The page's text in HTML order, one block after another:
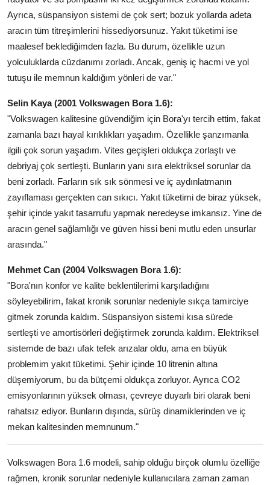
Ayrıca, süspansiyon sistemi de çok sert; bozuk yollarda adeta
aracın tüm titreşimlerini hissediyorsunuz. Yakıt tüketimi ise
maalesef beklediğimden fazla. Bu durum, özellikle uzun
yolculuklarda cüzdanımı zorladı. Ancak, geniş iç hacmi ve yol
tutuşu ile memnun kaldığım yönleri de var."
Selin Kaya (2001 Volkswagen Bora 1.6):
"Volkswagen kalitesine güvendiğim için Bora'yı tercih ettim, fakat
zamanla bazı hayal kırıklıkları yaşadım. Özellikle şanzımanla
ilgili çok sorun yaşadım. Vites geçişleri oldukça zorlaştı ve
debriyaj çok sertleşti. Bunların yanı sıra elektriksel sorunlar da
beni zorladı. Farların sık sık sönmesi ve iç aydınlatmanın
zayıflaması gerçekten can sıkıcı. Yakıt tüketimi de biraz yüksek,
şehir içinde yakıt tasarrufu yapmak neredeyse imkansız. Yine de
aracın genel sağlamlığı ve güven hissi beni mutlu eden unsurlar
arasında."
Mehmet Can (2004 Volkswagen Bora 1.6):
"Bora'nın konfor ve kalite beklentilerimi karşıladığını
söyleyebilirim, fakat kronik sorunlar nedeniyle sıkça tamirciye
gitmek zorunda kaldım. Süspansiyon sistemi kısa sürede
sertleşti ve amortisörleri değiştirmek zorunda kaldım. Elektriksel
sistemde de bazı ufak tefek arızalar oldu, ama en büyük
problemim yakıt tüketimi. Şehir içinde 10 litrenin altına
düşemiyorum, bu da bütçemi oldukça zorluyor. Ayrıca CO2
emisyonlarının yüksek olması, çevreye duyarlı biri olarak beni
rahatsız ediyor. Bunların dışında, sürüş dinamiklerinden ve iç
mekan kalitesinden memnunum."
Volkswagen Bora 1.6 modeli, sahip olduğu birçok olumlu özelliğe
rağmen, kronik sorunlar nedeniyle kullanıcılara zaman zaman